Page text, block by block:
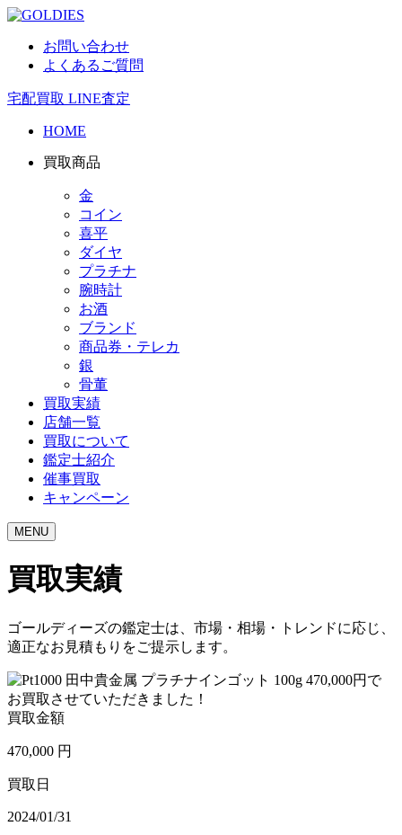
お問い合わせ
よくあるご質問
宅配買取 LINE査定
HOME
買取商品
金
コイン
喜平
ダイヤ
プラチナ
腕時計
お酒
ブランド
商品券・テレカ
銀
骨董
買取実績
店舗一覧
買取について
鑑定士紹介
催事買取
キャンペーン
MENU
買取実績
ゴールディーズの鑑定士は、市場・相場・トレンドに応じ、
適正なお見積もりをご提示します。
買取金額
470,000 円
買取日
2024/01/31